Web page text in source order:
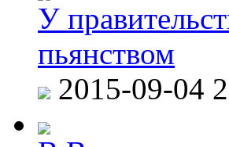
У
пьянством
2015-09-04